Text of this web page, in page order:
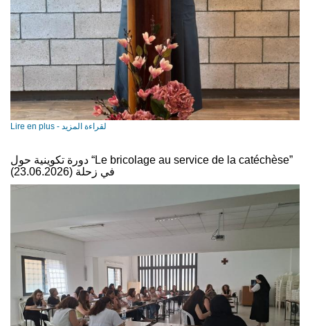
Lire en plus - لقراءة المزيد
دورة تكوينية حول “Le bricolage au service de la catéchèse”
في زحلة (23.06.2026)